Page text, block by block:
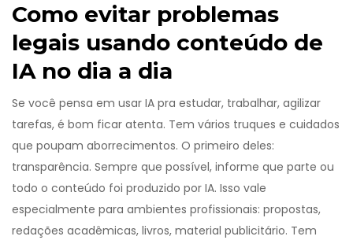
Como evitar problemas
legais usando conteúdo de
IA no dia a dia
Se você pensa em usar IA pra estudar, trabalhar, agilizar
tarefas, é bom ficar atenta. Tem vários truques e cuidados
que poupam aborrecimentos. O primeiro deles:
transparência. Sempre que possível, informe que parte ou
todo o conteúdo foi produzido por IA. Isso vale
especialmente para ambientes profissionais: propostas,
redações acadêmicas, livros, material publicitário. Tem